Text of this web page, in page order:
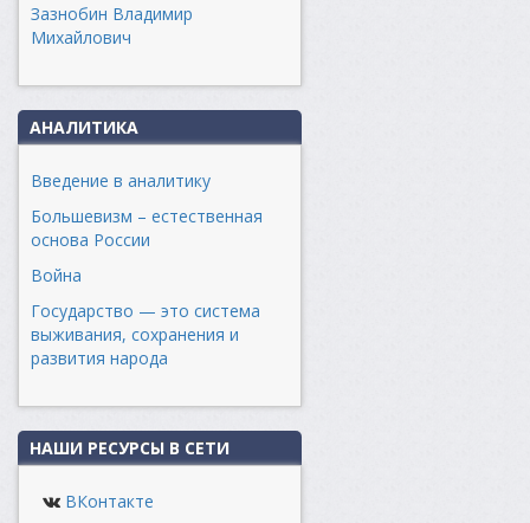
Зазнобин Владимир
Михайлович
АНАЛИТИКА
Введение в аналитику
Большевизм – естественная
основа России
Война
Государство — это система
выживания, сохранения и
развития народа
НАШИ РЕСУРСЫ В СЕТИ
ВКонтакте